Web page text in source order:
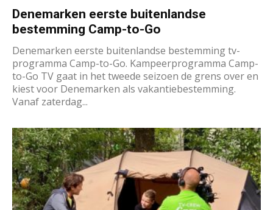
Denemarken eerste buitenlandse
bestemming Camp-to-Go
Denemarken eerste buitenlandse bestemming tv-
programma Camp-to-Go. Kampeerprogramma Camp-
to-Go TV gaat in het tweede seizoen de grens over en
kiest voor Denemarken als vakantiebestemming.
Vanaf zaterdag...